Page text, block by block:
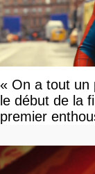
« On a tout un
le début de la
premier